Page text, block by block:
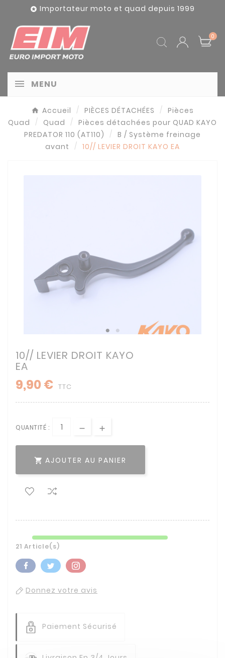
 Importateur moto et quad depuis 1999
0
MENU
Accueil PIÈCES DÉTACHÉES
Pièces
Quad
Quad
Pièces détachées pour QUAD KAYO
PREDATOR 110 (AT110)
B / Système freinage
avant
10// LEVIER DROIT KAYO EA
10// LEVIER DROIT KAYO
EA
9,90 € TTC
QUANTITÉ :
 AJOUTER AU PANIER
21 Article(s)
Donnez votre avis
Paiement Sécurisé
Panneau de gestion des cookies